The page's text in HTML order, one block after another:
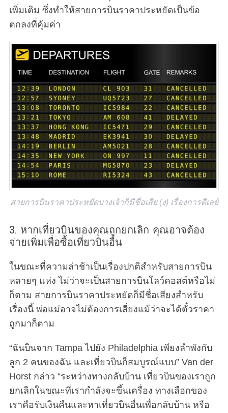
เพิ่มเติม ซึ่งทำให้สายการบินราคาประหยัดเป็นข้อ
ตกลงที่คุ้มค่า
สายการบินราคาประหยัดบางเจ้าก็มีชื่อเสีย (ง) เรื่องการดีเลย์
3. หากเที่ยวบินของคุณถูกยกเลิก คุณอาจต้อง
จ่ายเพิ่มเพื่อซื้อเที่ยวบินอื่น
ในขณะที่ความล่าช้าเป็นเรื่องปกติสำหรับสายการบิน
หลายๆ แห่ง ไม่ว่าจะเป็นสายการบินโลว์คอสต์หรือไม่
ก็ตาม สายการบินราคาประหยัดก็มีชื่อเสียงสำหรับ
เรื่องนี้ พ่อแม่อาจไม่ต้องการเสี่ยงแม้ว่าจะได้ตั๋วราคา
ถูกมาก็ตาม
“ฉันบินจาก Tampa ไปยัง Philadelphia เพียงลำพังกับ
ลูก 2 คนของฉัน และเที่ยวบินก็สมบูรณ์แบบ” Van der
Horst กล่าว “ระหว่างทางกลับบ้าน เที่ยวบินของเราถูก
ยกเลิกในขณะที่เรากำลังจะขึ้นเครื่อง ทางเลือกของ
เราคือรับเงินคืนและหาเที่ยวบินอื่นเพื่อกลับบ้าน หรือ